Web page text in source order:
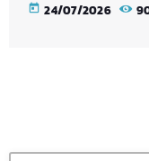
today 24/07/2026